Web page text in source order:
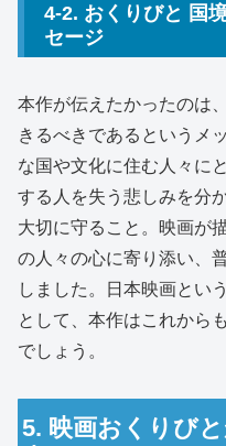
4-2. おくりびと 国
セージ
本作が伝えたかったのは
きるべきであるというメ
な国や文化に住む人々に
する人を失う悲しみを分
大切に守ること。映画が
の人々の心に寄り添い、
しました。日本映画とい
として、本作はこれから
でしょう。
5. 映画おくりび